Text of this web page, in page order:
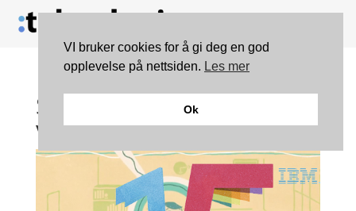
Slik tror IBM at teknologi
vil forandre verden
VI bruker cookies for å gi deg en god
opplevelse på nettsiden. Les mer
Ok